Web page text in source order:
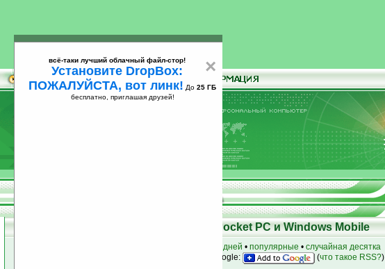
25
Скачать программы для КПК Pocket PC и Windows Mobile
за 7 дней • популярные • случайная десятка
на Google: (что такое RSS?)
×
всё-таки лучший облачный файл-стор!
Установите DropBox:
ПОЖАЛУЙСТА, вот линк! До 25 ГБ
бесплатно, приглашая друзей!